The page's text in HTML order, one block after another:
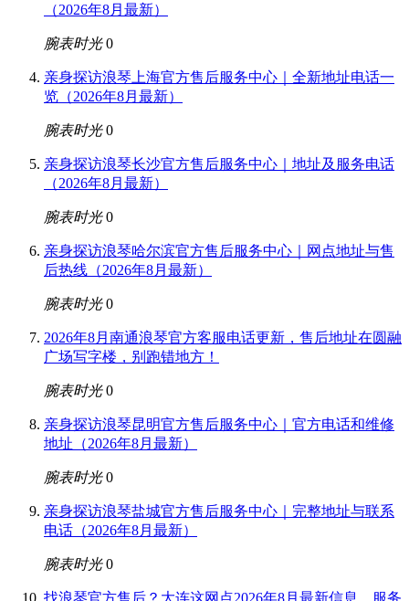
（2026年8月最新）
腕表时光 0
亲身探访浪琴上海官方售后服务中心｜全新地址电话一
览（2026年8月最新）
腕表时光 0
亲身探访浪琴长沙官方售后服务中心｜地址及服务电话
（2026年8月最新）
腕表时光 0
亲身探访浪琴哈尔滨官方售后服务中心｜网点地址与售
后热线（2026年8月最新）
腕表时光 0
2026年8月南通浪琴官方客服电话更新，售后地址在圆融
广场写字楼，别跑错地方！
腕表时光 0
亲身探访浪琴昆明官方售后服务中心｜官方电话和维修
地址（2026年8月最新）
腕表时光 0
亲身探访浪琴盐城官方售后服务中心｜完整地址与联系
电话（2026年8月最新）
腕表时光 0
找浪琴官方售后？大连这网点2026年8月最新信息，服务